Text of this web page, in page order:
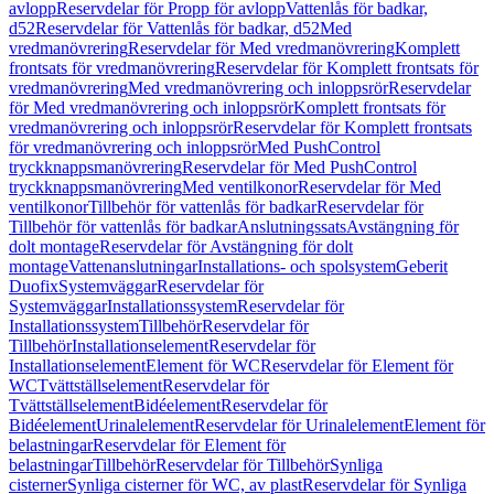
avloppReservdelar för Propp för avloppVattenlås för badkar,
d52Reservdelar för Vattenlås för badkar, d52Med
vredmanövreringReservdelar för Med vredmanövreringKomplett
frontsats för vredmanövreringReservdelar för Komplett frontsats för
vredmanövreringMed vredmanövrering och inloppsrörReservdelar
för Med vredmanövrering och inloppsrörKomplett frontsats för
vredmanövrering och inloppsrörReservdelar för Komplett frontsats
för vredmanövrering och inloppsrörMed PushControl
tryckknappsmanövreringReservdelar för Med PushControl
tryckknappsmanövreringMed ventilkonorReservdelar för Med
ventilkonorTillbehör för vattenlås för badkarReservdelar för
Tillbehör för vattenlås för badkarAnslutningssatsAvstängning för
dolt montageReservdelar för Avstängning för dolt
montageVattenanslutningarInstallations- och spolsystemGeberit
DuofixSystemväggarReservdelar för
SystemväggarInstallationssystemReservdelar för
InstallationssystemTillbehörReservdelar för
TillbehörInstallationselementReservdelar för
InstallationselementElement för WCReservdelar för Element för
WCTvättställselementReservdelar för
TvättställselementBidéelementReservdelar för
BidéelementUrinalelementReservdelar för UrinalelementElement för
belastningarReservdelar för Element för
belastningarTillbehörReservdelar för TillbehörSynliga
cisternerSynliga cisterner för WC, av plastReservdelar för Synliga